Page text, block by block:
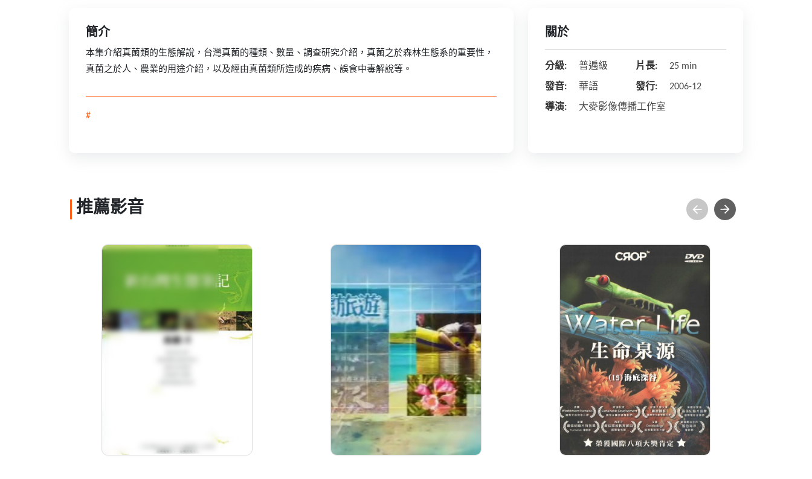
簡介
本集介紹真菌類的生態解說，台灣真菌的種類、數量、調查研究介紹，真菌之於森林生態系的重要性，
真菌之於人、農業的用途介紹，以及經由真菌類所造成的疾病、誤食中毒解說等。
#
關於
分級: 普遍級 片長: 25 min
發音: 華語 發行: 2006-12
導演: 大麥影像傳播工作室
推薦影音
片長: 43 min
發音: 華語
繽紛台灣再發現 第12集
來自冰河的驕客－阿里
山山椒魚
分級: 普遍級
片長: 25 min
發音: 華語
發行: 2006-12
導演: 大麥影像傳播工作室
分級: 普遍級
片長: 28 min
發音: 華語
發行: 2019-03
導演: CROP TV 製作